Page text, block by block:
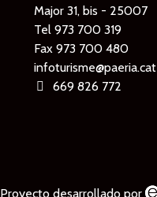
Major 31, bis - 25007
Tel 973 700 319
Fax 973 700 480
infoturisme@paeria.cat
669 826 772
Proyecto desarrollado por